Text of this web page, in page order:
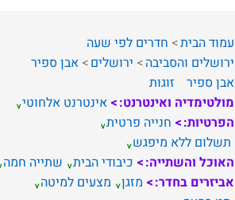
עמוד הבית
חדרים לפי שעה
ירושלים והסביבה
ירושלים
אבן ספיר
אבן ספיר
זוגות
מולטימדיה ואינטרנט:
אינטרנט אלחוטי
הפרטיות:
חנייה פרטית
תשלום ללא מיפגש
האוכל והשתייה:
כיבודי הבית שתייה חמה
אביזרים בחדר:
מזגן מצעים למיטה